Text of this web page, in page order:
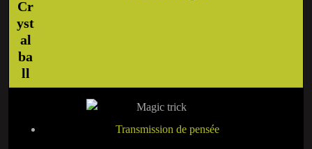
Transmission de pensée